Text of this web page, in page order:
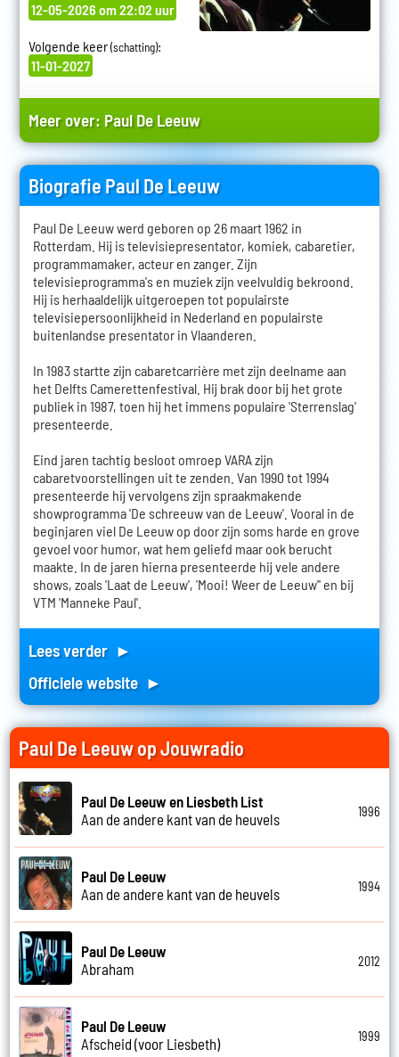
12-05-2026 om 22:02 uur
Volgende keer(schatting):
11-01-2027
Meer over: Paul De Leeuw
Biografie Paul De Leeuw
Paul De Leeuw werd geboren op 26 maart 1962 in
Rotterdam. Hij is televisiepresentator, komiek, cabaretier,
programmamaker, acteur en zanger. Zijn
televisieprogramma's en muziek zijn veelvuldig bekroond.
Hij is herhaaldelijk uitgeroepen tot populairste
televisiepersoonlijkheid in Nederland en populairste
buitenlandse presentator in Vlaanderen.
In 1983 startte zijn cabaretcarrière met zijn deelname aan
het Delfts Camerettenfestival. Hij brak door bij het grote
publiek in 1987, toen hij het immens populaire 'Sterrenslag'
presenteerde.
Eind jaren tachtig besloot omroep VARA zijn
cabaretvoorstellingen uit te zenden. Van 1990 tot 1994
presenteerde hij vervolgens zijn spraakmakende
showprogramma 'De schreeuw van de Leeuw'. Vooral in de
beginjaren viel De Leeuw op door zijn soms harde en grove
gevoel voor humor, wat hem geliefd maar ook berucht
maakte. In de jaren hierna presenteerde hij vele andere
shows, zoals 'Laat de Leeuw', 'Mooi! Weer de Leeuw'' en bij
VTM 'Manneke Paul'.
Lees verder ►
Officiele website ►
Paul De Leeuw op Jouwradio
Paul De Leeuw en Liesbeth List
Aan de andere kant van de heuvels
1996
Paul De Leeuw
Aan de andere kant van de heuvels
1994
Paul De Leeuw
Abraham
2012
Paul De Leeuw
Afscheid (voor Liesbeth)
1999